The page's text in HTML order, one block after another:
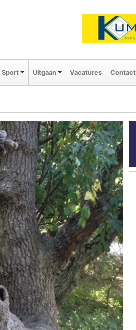
Sport Uitgaan Vacatures Contact